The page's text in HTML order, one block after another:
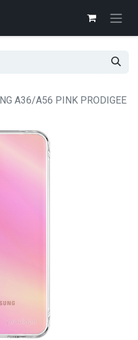
A36/A56 PINK PRODIGEE